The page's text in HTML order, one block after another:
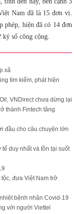
Nam đã là 15 đơn vị.
phép, hiện đã có 14 đơn
số công cộng.
xã
tìm kiếm, phát hiện
VNDirect chưa dừng lại
thành Fintech tăng
đầu cho câu chuyện lớn
duy nhất và tồn tại suốt
đưa Việt Nam trở
bệnh nhân Covid-19
với người Viettel